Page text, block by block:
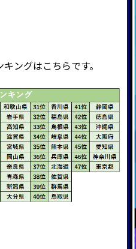
ングはこちらです。